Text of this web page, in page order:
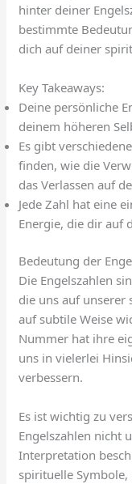
hinter deiner
bestimmte
dich auf deiner
Key Takeaways:
Deine persönliche
deinem höheren
Es gibt
finden, wie die
das Verlassen auf
Jede Zahl hat eine
Energie, die dir auf
Bedeutung der
Die Engelszahlen
die uns auf unserer
auf subtile Weise
Nummer hat ihre
uns in vielerlei
verbessern.
Es ist wichtig zu
Engelszahlen nicht
Interpretation
spirituelle